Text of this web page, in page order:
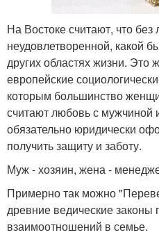
На Востоке считают, что
неудовлетворенной, какой
других областях жизни. Это
европейские
которым большинство
считают любовь с мужчиной
обязательно юридически
получить защиту и заботу.
Муж - хозяин, жена -
Примерно так можно
древние ведические законы
взаимоотношений в семье.